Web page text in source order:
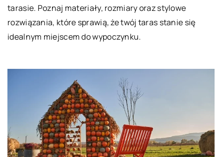
tarasie. Poznaj materiały, rozmiary oraz stylowe
rozwiązania, które sprawią, że twój taras stanie się
idealnym miejscem do wypoczynku.